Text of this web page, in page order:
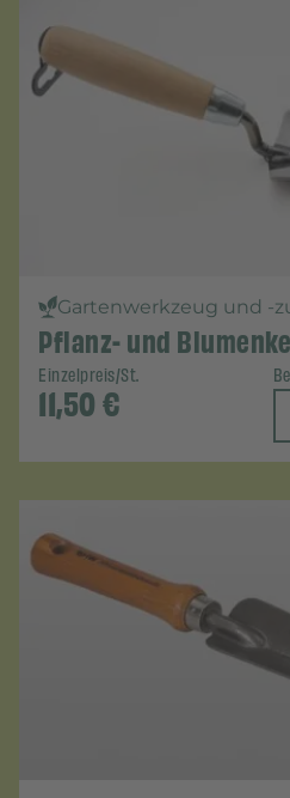
Gartenwerkzeug und -
Pflanz- und
Einzelpreis/St.
11,50€